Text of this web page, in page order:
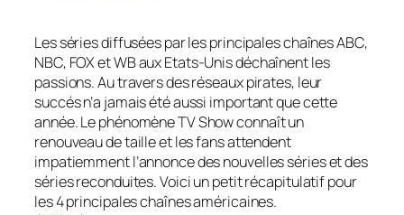
Les séries diffusées par les principales chaînes ABC,
NBC, FOX et WB aux Etats-Unis déchaînent les
passions. Au travers des réseaux pirates, leur
succés n’a jamais été aussi important que cette
année. Le phénomène TV Show connaît un
renouveau de taille et les fans attendent
impatiemment l’annonce des nouvelles séries et des
séries reconduites. Voici un petit récapitulatif pour
les 4 principales chaînes américaines.